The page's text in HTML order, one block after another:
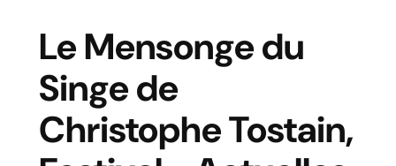
Le Mensonge du
Singe de
Christophe Tostain,